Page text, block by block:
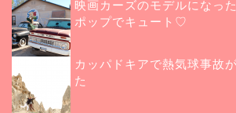
映画カーズのモデルになっ
ポップでキュート♡
カッパドキアで熱気球事故
た